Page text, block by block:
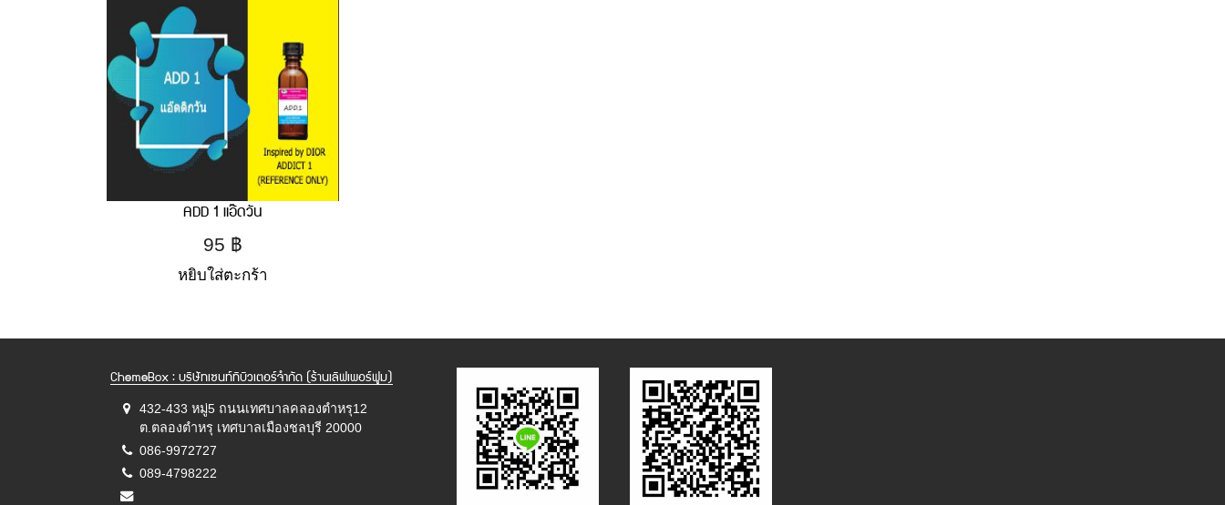
ADD 1 แอ๊ดวัน
95 ฿
หยิบใส่ตะกร้า
ChemeBox : บริษัทเซนท์ทิบิวเตอร์จำกัด (ร้านเลิฟเพอร์ฟูม)
432-433 หมู่5 ถนนเทศบาลคลองตำหรุ12
ต.ตลองตำหรุ เทศบาลเมืองชลบุรี 20000
086-9972727
089-4798222